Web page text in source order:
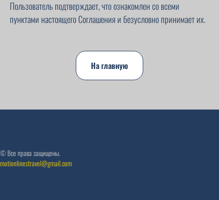
Пользователь подтверждает, что ознакомлен со всеми
пунктами настоящего Соглашения и безусловно принимает их.
На главную
© Все права защищены.
motionlinestravel@gmail.com